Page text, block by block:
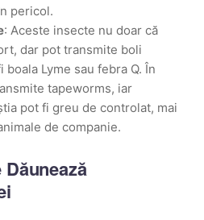
pericol.
: Aceste insecte nu doar că
dar pot transmite boli
boala Lyme sau febra Q. În
tapeworms, iar
pot fi greu de controlat, mai
de companie.